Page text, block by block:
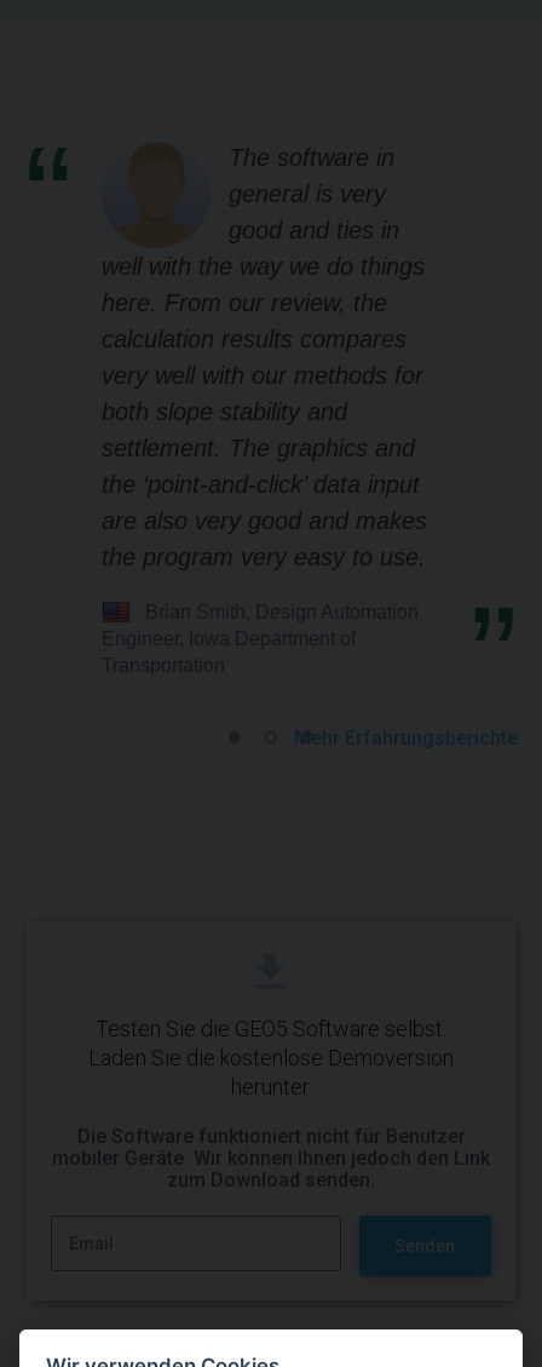
The software in
general is very
good and ties in
well with the way we do things
here. From our review, the
calculation results compares
very well with our methods for
both slope stability and
settlement. The graphics and
the ‘point-and-click’ data input
are also very good and makes
the program very easy to use.
Mehr Erfahrungsberichte
Testen Sie die GEO5 Software selbst.
Laden Sie die kostenlose Demoversion
herunter.
Die Software funktioniert nicht für Benutzer
mobiler Geräte. Wir können Ihnen jedoch den Link
zum Download senden.
Senden